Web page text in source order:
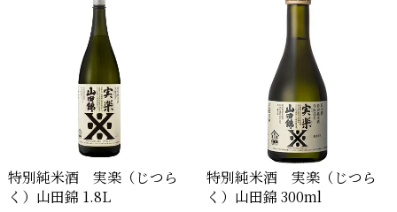
特別純米酒 実楽（じつら
く）山田錦 1.8L
特別純米酒 実楽（じつら
く）山田錦 300ml